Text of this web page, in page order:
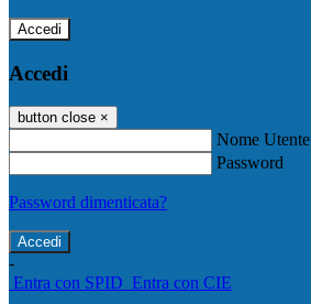
Accedi
Accedi
button close ×
Nome Utente
Password
Password dimenticata?
-
Entra con SPID Entra con CIE